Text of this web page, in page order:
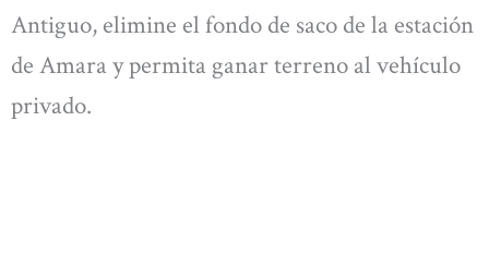
Antiguo, elimine el fondo de saco de la estación
de Amara y permita ganar terreno al vehículo
privado.